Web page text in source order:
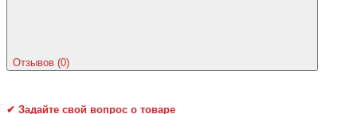
Отзывов (0)
✔ Задайте свой вопрос о товаре